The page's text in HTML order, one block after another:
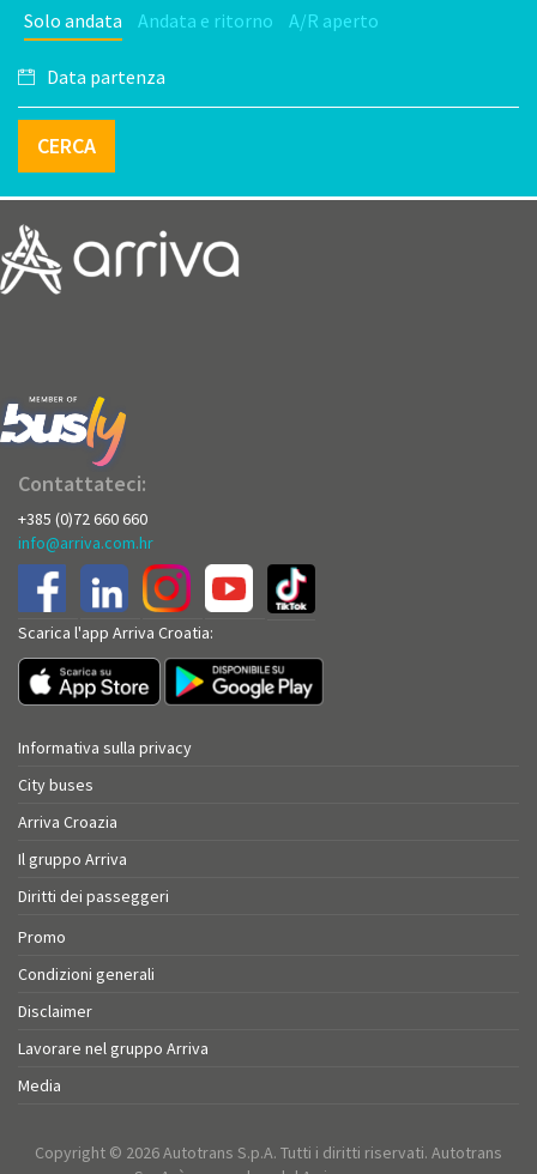
Solo andata Andata e ritorno A/R aperto
CERCA
Contattateci:
+385 (0)72 660 660
info@arriva.com.hr
Scarica l'app Arriva Croatia:
Informativa sulla privacy
City buses
Arriva Croazia
Il gruppo Arriva
Diritti dei passeggeri
Promo
Condizioni generali
Disclaimer
Lavorare nel gruppo Arriva
Media
Copyright © 2026 Autotrans S.p.A. Tutti i diritti riservati. Autotrans